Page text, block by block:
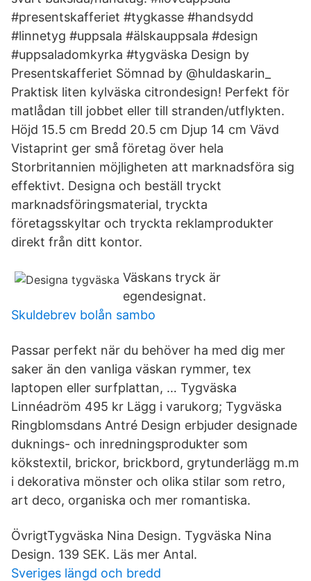
#presentskafferiet #tygkasse #handsydd
#linnetyg #uppsala #älskauppsala #design
#uppsaladomkyrka #tygväska Design by
Presentskafferiet Sömnad by @huldaskarin_
Praktisk liten kylväska citrondesign! Perfekt för
matlådan till jobbet eller till stranden/utflykten.
Höjd 15.5 cm Bredd 20.5 cm Djup 14 cm Vävd
Vistaprint ger små företag över hela
Storbritannien möjligheten att marknadsföra sig
effektivt. Designa och beställ tryckt
marknadsföringsmaterial, tryckta
företagsskyltar och tryckta reklamprodukter
direkt från ditt kontor.
Väskans tryck är
egendesignat.
Skuldebrev bolån sambo
Passar perfekt när du behöver ha med dig mer
saker än den vanliga väskan rymmer, tex
laptopen eller surfplattan, … Tygväska
Linnéadröm 495 kr Lägg i varukorg; Tygväska
Ringblomsdans Antré Design erbjuder designade
duknings- och inredningsprodukter som
kökstextil, brickor, brickbord, grytunderlägg m.m
i dekorativa mönster och olika stilar som retro,
art deco, organiska och mer romantiska.
ÖvrigtTygväska Nina Design. Tygväska Nina
Design. 139 SEK. Läs mer Antal.
Sveriges längd och bredd